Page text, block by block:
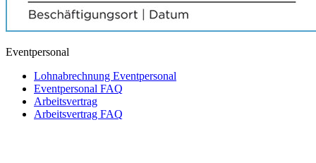
Eventpersonal
Lohnabrechnung Eventpersonal
Eventpersonal FAQ
Arbeitsvertrag
Arbeitsvertrag FAQ